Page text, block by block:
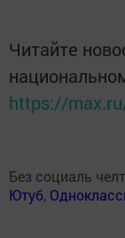
Читайте
https://
Без социаль
Ютуб,